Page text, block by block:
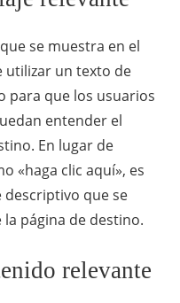
se muestra en el
utilizar un texto de
para que los usuarios
entender el
En lugar de
«haga clic aquí», es
que se
página de destino.
relevante